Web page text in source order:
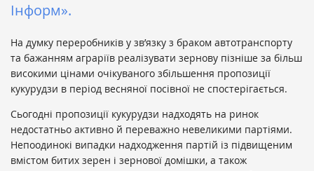
Інформ».
На думку переробників у зв’язку з браком автотранспорту
та бажанням аграріїв реалізувати зернову пізніше за більш
високими цінами очікуваного збільшення пропозиції
кукурудзи в період весняної посівної не спостерігається.
Сьогодні пропозиції кукурудзи надходять на ринок
недостатньо активно й переважно невеликими партіями.
Непоодинокі випадки надходження партій із підвищеним
вмістом битих зерен і зернової домішки, а також